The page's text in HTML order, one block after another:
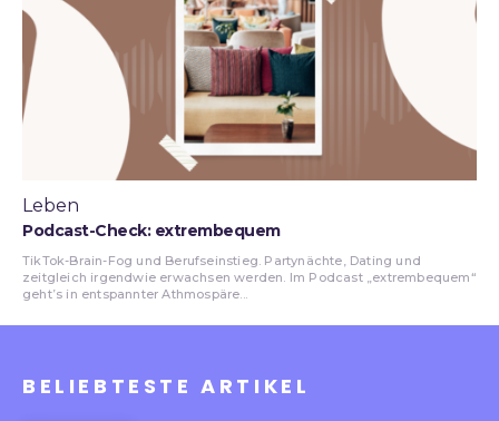
Leben
Podcast-Check: extrembequem
TikTok-Brain-Fog und Berufseinstieg. Partynächte, Dating und
zeitgleich irgendwie erwachsen werden. Im Podcast „extrembequem“
geht’s in entspannter Athmospäre...
BELIEBTESTE ARTIKEL